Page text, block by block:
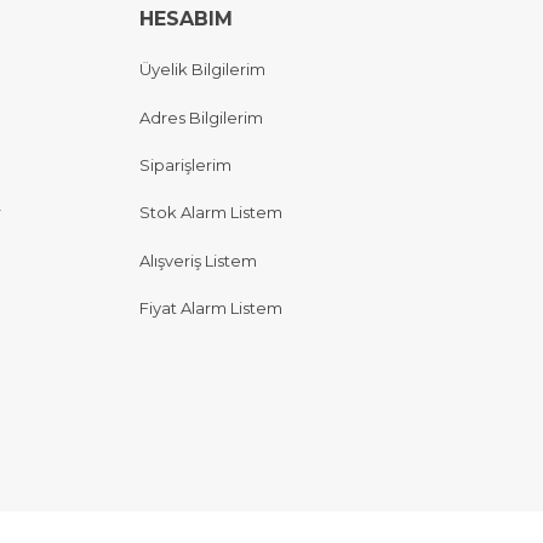
HESABIM
Üyelik Bilgilerim
Adres Bilgilerim
Siparişlerim
Stok Alarm Listem
Alışveriş Listem
Fiyat Alarm Listem